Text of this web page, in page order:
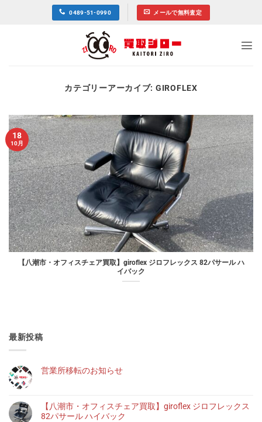
0489-51-0990 メールで無料査定
カテゴリーアーカイブ: GIROFLEX
【八潮市・オフィスチェア買取】giroflex ジロフレックス 82パサール ハ
イバック
18
10月
最新投稿
営業所移転のお知らせ
【八潮市・オフィスチェア買取】giroflex ジロフレックス
82パサール ハイバック